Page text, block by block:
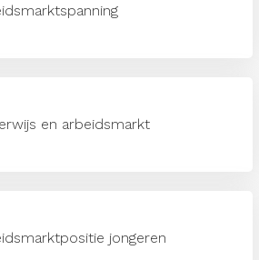
en arbeidsmarkt
jongeren